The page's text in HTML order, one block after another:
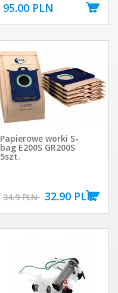
95.00 PLN
Papierowe worki S-
bag E200S GR200S
5szt.
34.9 PLN 32.90 PLN